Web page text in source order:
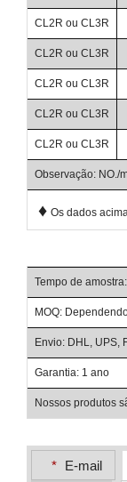
CL2R ou CL3R
CL2R ou CL3R
CL2R ou CL3R
CL2R ou CL3R
CL2R ou CL3R
Observação: NO./
♦ Os dados
Tempo de
MOQ:
Envio: DHL, UPS,
Garantia: 1 ano
Nossos produtos
* E-mail